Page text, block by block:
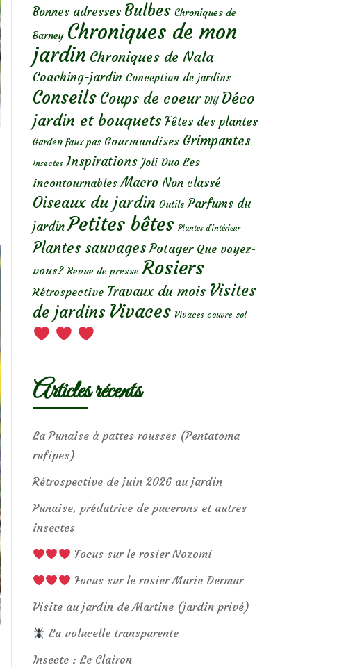
Bonnes adresses Bulbes Chroniques de
Barney Chroniques de mon
jardin Chroniques de Nala
Coaching-jardin Conception de jardins
Conseils Coups de coeur DIY Déco
jardin et bouquets Fêtes des plantes
Garden faux pas Gourmandises Grimpantes
Insectes Inspirations Joli Duo Les
incontournables Macro Non classé
Oiseaux du jardin Outils Parfums du
jardin Petites bêtes Plantes d’intérieur
Plantes sauvages Potager Que voyez-
vous? Revue de presse Rosiers
Rétrospective Travaux du mois Visites
de jardins Vivaces Vivaces couvre-sol
Articles récents
La Punaise à pattes rousses (Pentatoma
rufipes)
Rétrospective de juin 2026 au jardin
Punaise, prédatrice de pucerons et autres
insectes
Focus sur le rosier Nozomi
Focus sur le rosier Marie Dermar
Visite au jardin de Martine (jardin privé)
La volucelle transparente
Insecte : Le Clairon